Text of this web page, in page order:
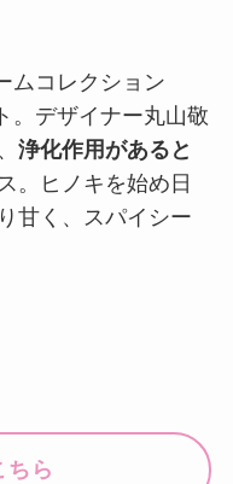
ムコレクション
。デザイナー丸山敬
浄化作用があると
。ヒノキを始め日
甘く、スパイシー
ちら